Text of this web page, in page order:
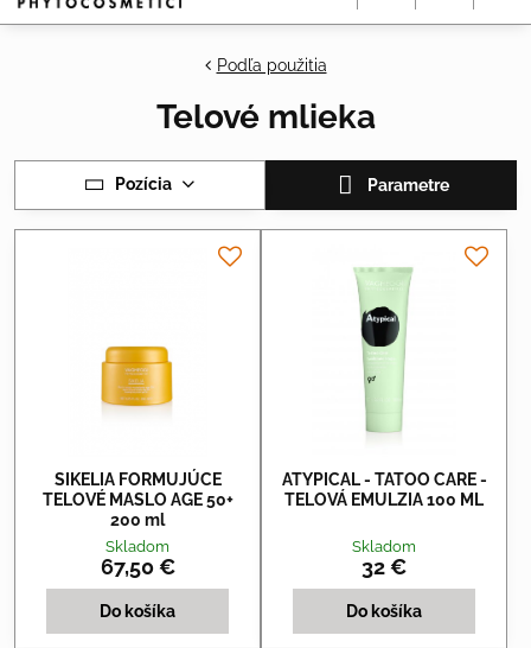
Podľa použitia
Telové mlieka
Pozícia Parametre
SIKELIA FORMUJÚCE
TELOVÉ MASLO AGE 50+
200 ml
Skladom
67,50 €
Do košíka
ATYPICAL - TATOO CARE -
TELOVÁ EMULZIA 100 ML
Skladom
32 €
Do košíka